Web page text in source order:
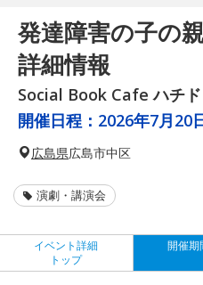
発達障害の子の
詳細情報
Social Book Cafe ハチ
開催日程： 2026年7月20
広島県広島市中区
演劇・講演会
イベント詳細
トップ
開催期